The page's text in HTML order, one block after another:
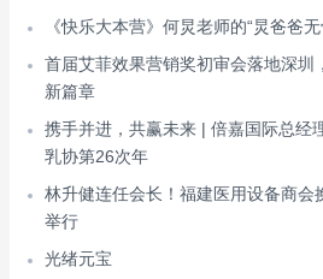
《快乐大本营》何炅老师的“炅爸爸
首届艾菲效果营销奖初审会落地深圳
新篇章
携手并进，共赢未来 | 倍嘉国际总经
乳协第26次年
林升健连任会长！福建医用设备商会
举行
光绪元宝